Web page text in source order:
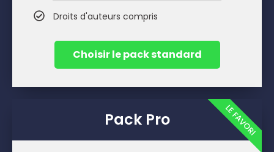
Droits d'auteurs compris
Choisir le pack standard
Pack Pro LE FAVORI